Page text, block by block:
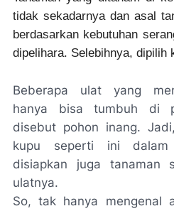
tidak sekadarnya dan asal
berdasarkan kebutuhan
dipelihara. Selebihnya, dipilih
Beberapa ulat yang
hanya bisa tumbuh di
disebut pohon inang.
kupu seperti ini dalam
disiapkan juga tanaman
ulatnya.
So, tak hanya mengenal